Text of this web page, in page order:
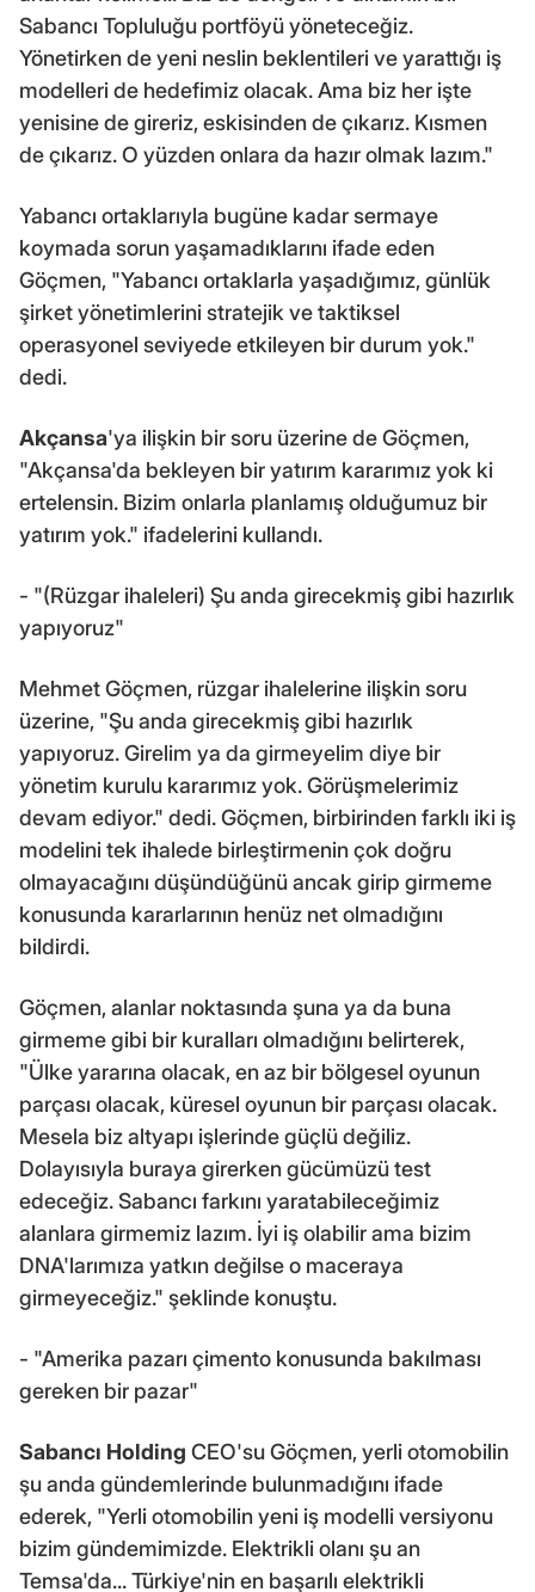
Sabancı Topluluğu portföyü yöneteceğiz.
Yönetirken de yeni neslin beklentileri ve yarattığı iş
modelleri de hedefimiz olacak. Ama biz her işte
yenisine de gireriz, eskisinden de çıkarız. Kısmen
de çıkarız. O yüzden onlara da hazır olmak lazım."
Yabancı ortaklarıyla bugüne kadar sermaye
koymada sorun yaşamadıklarını ifade eden
Göçmen, "Yabancı ortaklarla yaşadığımız, günlük
şirket yönetimlerini stratejik ve taktiksel
operasyonel seviyede etkileyen bir durum yok."
dedi.
Akçansa'ya ilişkin bir soru üzerine de Göçmen,
"Akçansa'da bekleyen bir yatırım kararımız yok ki
ertelensin. Bizim onlarla planlamış olduğumuz bir
yatırım yok." ifadelerini kullandı.
- "(Rüzgar ihaleleri) Şu anda girecekmiş gibi hazırlık
yapıyoruz"
Mehmet Göçmen, rüzgar ihalelerine ilişkin soru
üzerine, "Şu anda girecekmiş gibi hazırlık
yapıyoruz. Girelim ya da girmeyelim diye bir
yönetim kurulu kararımız yok. Görüşmelerimiz
devam ediyor." dedi. Göçmen, birbirinden farklı iki iş
modelini tek ihalede birleştirmenin çok doğru
olmayacağını düşündüğünü ancak girip girmeme
konusunda kararlarının henüz net olmadığını
bildirdi.
Göçmen, alanlar noktasında şuna ya da buna
girmeme gibi bir kuralları olmadığını belirterek,
"Ülke yararına olacak, en az bir bölgesel oyunun
parçası olacak, küresel oyunun bir parçası olacak.
Mesela biz altyapı işlerinde güçlü değiliz.
Dolayısıyla buraya girerken gücümüzü test
edeceğiz. Sabancı farkını yaratabileceğimiz
alanlara girmemiz lazım. İyi iş olabilir ama bizim
DNA'larımıza yatkın değilse o maceraya
girmeyeceğiz." şeklinde konuştu.
- "Amerika pazarı çimento konusunda bakılması
gereken bir pazar"
Sabancı Holding CEO'su Göçmen, yerli otomobilin
şu anda gündemlerinde bulunmadığını ifade
ederek, "Yerli otomobilin yeni iş modelli versiyonu
bizim gündemimizde. Elektrikli olanı şu an
Temsa'da... Türkiye'nin en başarılı elektrikli